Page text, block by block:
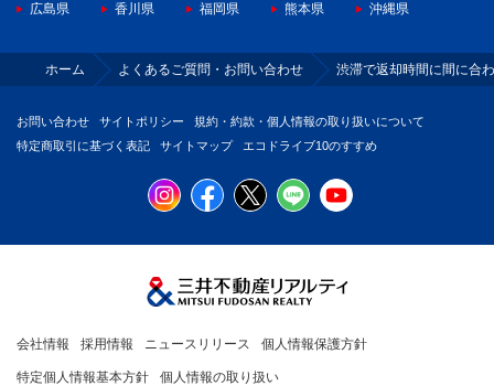
広島県 香川県 福岡県 熊本県 沖縄県
ホーム よくあるご質問・お問い合わせ 渋滞で返却時間に間に合
お問い合わせ サイトポリシー
規約・約款・個人情報の取り扱いについて
特定商取引に基づく表記
サイトマップ エコドライブ10のすすめ
会社情報 採用情報 ニュースリリース 個人情報保護方針
特定個人情報基本方針 個人情報の取り扱い